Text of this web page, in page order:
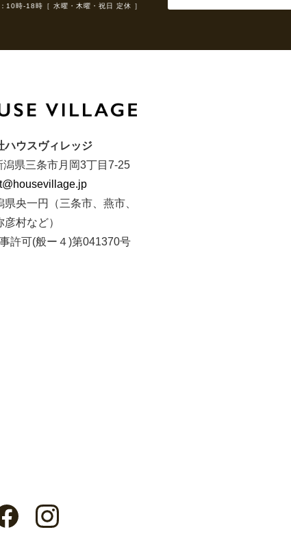
10時-18時［ 水曜・木曜・祝日 定休 ］
ハウスヴィレッジ
県三条市月岡3丁目7-25
央一円（三条市、燕市、
彦村など）
許可(般ー４)第041370号